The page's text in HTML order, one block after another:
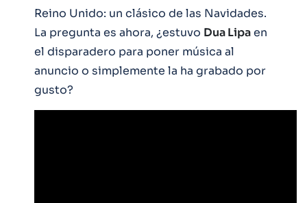
Reino Unido: un clásico de las Navidades.
La pregunta es ahora, ¿estuvo Dua Lipaen
el disparadero para poner música al
anuncio o simplemente la ha grabado por
gusto?